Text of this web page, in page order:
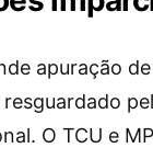
apuração
O TCU e